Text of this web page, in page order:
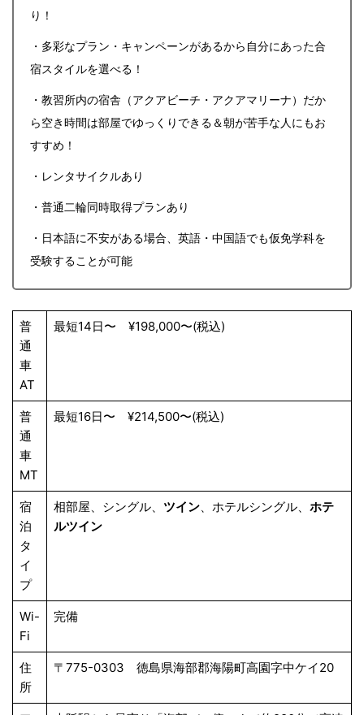
り！
・多彩なプラン・キャンペーンがあるから自分にあった合
宿スタイルを選べる！
・教習所内の宿舎（アクアビーチ・アクアマリーナ）だか
ら空き時間は部屋でゆっくりできる＆朝が苦手な人にもお
すすめ！
・レンタサイクルあり
・普通二輪同時取得プランあり
・日本語に不安がある場合、英語・中国語でも仮免学科を
受験することが可能
普
通
車
AT
最短14日〜 ¥198,000〜(税込)
普
通
車
MT
最短16日〜 ¥214,500〜(税込)
宿
泊
タ
イ
プ
相部屋、シングル、 ツイン、ホテルシングル、 ホテ
ルツイン
Wi-
Fi
完備
住
所
〒775-0303 徳島県海部郡海陽町高園字中ケイ20